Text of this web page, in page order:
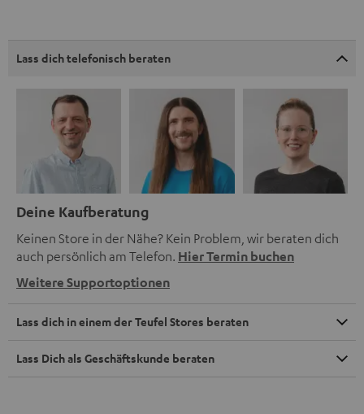
Lass dich telefonisch beraten
Deine Kaufberatung
Keinen Store in der Nähe? Kein Problem, wir beraten dich
auch persönlich am Telefon. Hier Termin buchen
Weitere Supportoptionen
Lass dich in einem der Teufel Stores beraten
Lass Dich als Geschäftskunde beraten